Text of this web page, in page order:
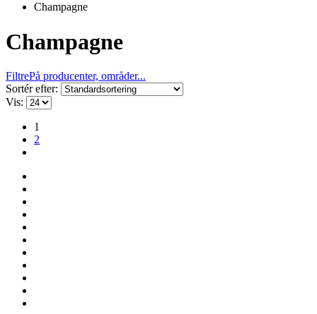
Champagne
Champagne
FiltrePå producenter, områder...
Sortér efter:
Vis:
1
2